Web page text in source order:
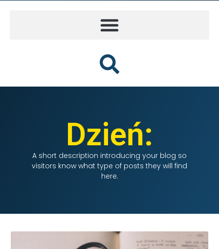
Dzień:
A short description introducing your blog so
visitors know what type of posts they will find
here.